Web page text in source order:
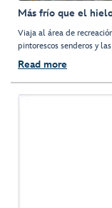
Más frío que el
Viaja al área de
pintorescos senderos y
Read more